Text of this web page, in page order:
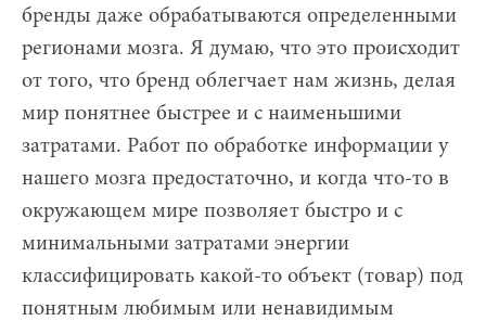
бренды даже обрабатываются определенными
регионами мозга. Я думаю, что это происходит
от того, что бренд облегчает нам жизнь, делая
мир понятнее быстрее и с наименьшими
затратами. Работ по обработке информации у
нашего мозга предостаточно, и когда что-то в
окружающем мире позволяет быстро и с
минимальными затратами энергии
классифицировать какой-то объект (товар) под
понятным любимым или ненавидимым